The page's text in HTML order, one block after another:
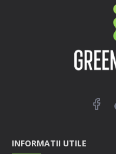
INFORMATII UTILE